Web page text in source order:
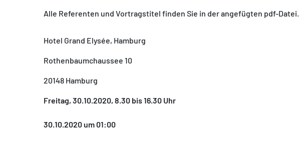
Alle Referenten und Vortragstitel finden Sie in der angefügten pdf-Datei.
Hotel Grand Elysée, Hamburg
Rothenbaumchaussee 10
20148 Hamburg
Freitag, 30.10.2020, 8.30 bis 16.30 Uhr
30.10.2020 um 01:00
Statistik Cookies erfassen Informationen anonym.
unsere Besucher unsere Website nutzen.
Matomo